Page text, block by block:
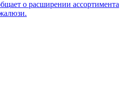
о расширении ассортимента